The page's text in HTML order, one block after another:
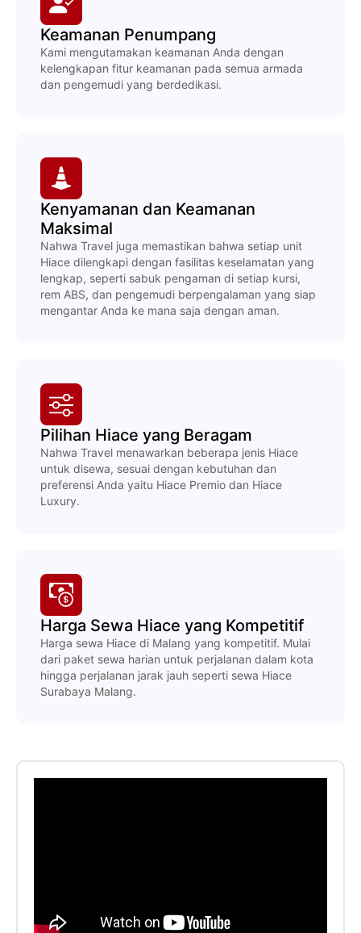
Keamanan Penumpang
Kami mengutamakan keamanan Anda dengan
kelengkapan fitur keamanan pada semua armada
dan pengemudi yang berdedikasi.
Kenyamanan dan Keamanan
Maksimal
Nahwa Travel juga memastikan bahwa setiap unit
Hiace dilengkapi dengan fasilitas keselamatan yang
lengkap, seperti sabuk pengaman di setiap kursi,
rem ABS, dan pengemudi berpengalaman yang siap
mengantar Anda ke mana saja dengan aman.
Pilihan Hiace yang Beragam
Nahwa Travel menawarkan beberapa jenis Hiace
untuk disewa, sesuai dengan kebutuhan dan
preferensi Anda yaitu Hiace Premio dan Hiace
Luxury.
Harga Sewa Hiace yang Kompetitif
Harga sewa Hiace di Malang yang kompetitif. Mulai
dari paket sewa harian untuk perjalanan dalam kota
hingga perjalanan jarak jauh seperti sewa Hiace
Surabaya Malang.